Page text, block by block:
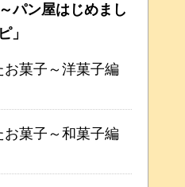
パン屋はじめまし
」
菓子～洋菓子編
菓子～和菓子編